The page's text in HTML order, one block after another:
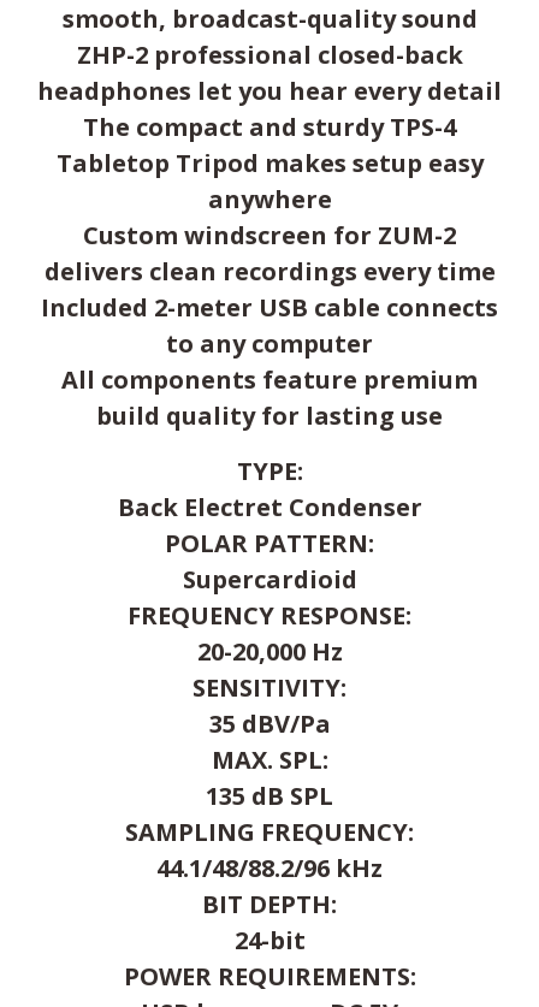
smooth, broadcast-quality sound
ZHP-2 professional closed-back
headphones let you hear every detail
The compact and sturdy TPS-4
Tabletop Tripod makes setup easy
anywhere
Custom windscreen for ZUM-2
delivers clean recordings every time
Included 2-meter USB cable connects
to any computer
All components feature premium
build quality for lasting use
TYPE:
Back Electret Condenser
POLAR PATTERN:
Supercardioid
FREQUENCY RESPONSE:
20-20,000 Hz
SENSITIVITY:
35 dBV/Pa
MAX. SPL:
135 dB SPL
SAMPLING FREQUENCY:
44.1/48/88.2/96 kHz
BIT DEPTH:
24-bit
POWER REQUIREMENTS: